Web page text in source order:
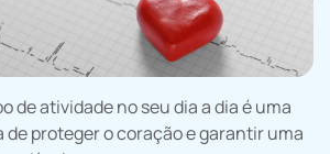
de atividade no seu dia a dia é uma
proteger o coração e garantir uma